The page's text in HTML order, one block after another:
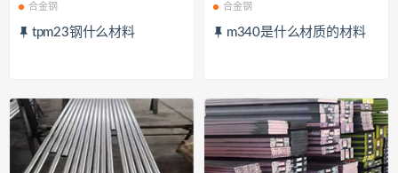
合金钢
tpm23钢什么材料
合金钢
m340是什么材质的材料